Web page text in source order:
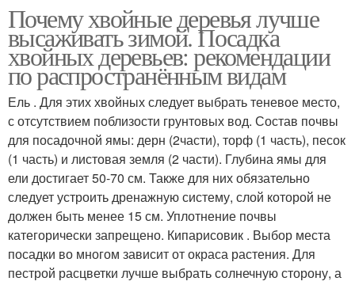
Почему хвойные деревья лучше
высаживать зимой. Посадка
хвойных деревьев: рекомендации
по распространённым видам
Ель . Для этих хвойных следует выбрать теневое место,
с отсутствием поблизости грунтовых вод. Состав почвы
для посадочной ямы: дерн (2части), торф (1 часть), песок
(1 часть) и листовая земля (2 части). Глубина ямы для
ели достигает 50-70 см. Также для них обязательно
следует устроить дренажную систему, слой которой не
должен быть менее 15 см. Уплотнение почвы
категорически запрещено. Кипарисовик . Выбор места
посадки во многом зависит от окраса растения. Для
пестрой расцветки лучше выбрать солнечную сторону, а